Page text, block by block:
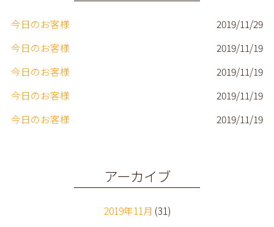
今日のお客様
2019/11/29
今日のお客様
2019/11/19
今日のお客様
2019/11/19
今日のお客様
2019/11/19
今日のお客様
2019/11/19
アーカイブ
2019年11月 (31)